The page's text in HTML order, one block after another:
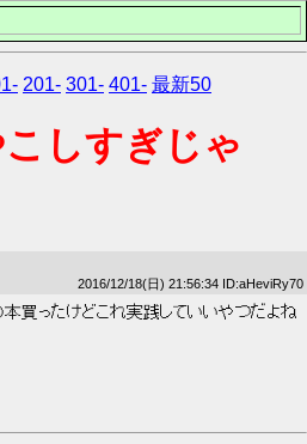
201- 301- 401- 最新50
しすぎじゃ
2016/12/18(日) 21:56:34 ID:aHeviRy70
買ったけどこれ実践していいやつだよね